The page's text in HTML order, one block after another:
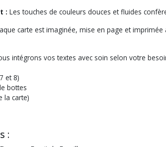
: Les touches de couleurs douces et fluides
carte est imaginée, mise en page et
intégrons vos textes avec soin selon votre
et 8)
bottes
la carte)
: